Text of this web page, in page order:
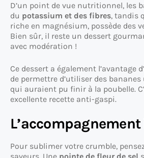
D’un point de vue nutritionnel, les
du potassium et des fibres, tandis
riche en magnésium, possède des
Bien sûr, il reste un dessert
avec modération !
Ce dessert a également l’avantage
de permettre d’utiliser des
qui auraient pu finir à la poubelle.
excellente recette anti-gaspi.
Pour sublimer votre crumble,